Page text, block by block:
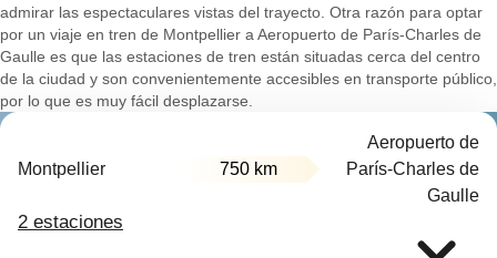
admirar las espectaculares vistas del trayecto. Otra razón para optar
por un viaje en tren de Montpellier a Aeropuerto de París-Charles de
Gaulle es que las estaciones de tren están situadas cerca del centro
de la ciudad y son convenientemente accesibles en transporte público,
por lo que es muy fácil desplazarse.
Montpellier 750 km
Aeropuerto de
París-Charles de
Gaulle
2 estaciones